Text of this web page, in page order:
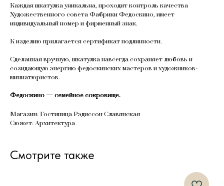
Каждая шкатулка уникальна, проходит контроль качества
Художественного совета Фабрики Федоскино, имеет
индивидуальный номер и фирменный знак.
К изделию прилагается сертификат подлинности.
Сделанная вручную, шкатулка навсегда сохраняет любовь и
созидающую энергию федоскинских мастеров и художников-
миниатюристов.
Федоскино — семейное сокровище.
Магазин: Гостиница Рэдиссон Славянская
Сюжет: Архитектура
Смотрите также